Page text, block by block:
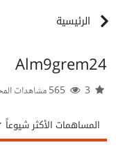
الرئيسية
Alm9grem24
المساهمات الأكثر شيوعاً